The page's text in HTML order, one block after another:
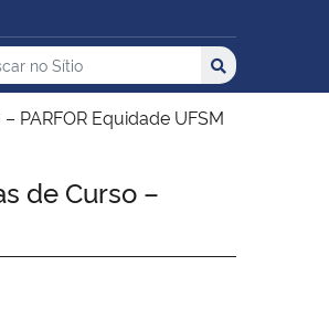
no no Sítio
Buscar
Equidade UFSM
de Curso –